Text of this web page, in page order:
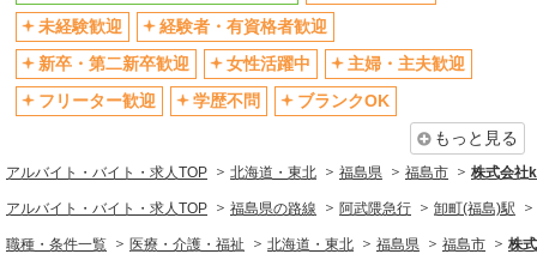
未経験歓迎
経験者・有資格者歓迎
新卒・第二新卒歓迎
女性活躍中
主婦・主夫歓迎
フリーター歓迎
学歴不問
ブランクOK
もっと見る
アルバイト・バイト・求人TOP 北海道・東北 福島県 福島市 株式会社
アルバイト・バイト・求人TOP 福島県の路線 阿武隈急行 卸町(福島)駅
職種・条件一覧 医療・介護・福祉 北海道・東北 福島県 福島市 株